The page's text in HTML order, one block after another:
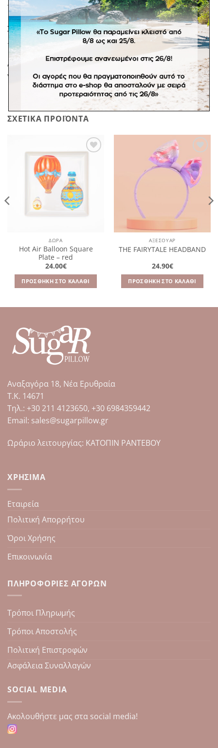
προπαίδεια!
Σχεδιασμένο από μαμάδες, σε συνεργασία με ειδικούς
.
Ασφαλές, 100% ανακυκλώσιμο υλικό (PP5), κατάλληλο
για τρόφιμα.
ΣΧΕΤΙΚΆ ΠΡΟΪΌΝΤΑ
επιθυμιών
ΔΩΡΑ
Hot Air Balloon Square
Plate – red
24.00€
ΠΡΟΣΘΉΚΗ ΣΤΟ ΚΑΛΆΘΙ
Πρόσθήκη
στην
λίστα
επιθυμιών
ΑΞΕΣΟΥΆΡ
THE FAIRYTALE HEADBAND
24.90€
ΠΡΟΣΘΉΚΗ ΣΤΟ ΚΑΛΆΘΙ
Αναξαγόρα 18, Νέα Ερυθραία
Τ.Κ. 14671
Tηλ.: +30 211 4123650, +30 6984359442
Email: sales@sugarpillow.gr
Ωράριο λειτουργίας: ΚΑΤΟΠΙΝ ΡΑΝΤΕΒΟΥ
ΧΡΉΣΙΜΑ
Εταιρεία
Πολιτική Απορρήτου
Όροι Χρήσης
Επικοινωνία
ΠΛΗΡΟΦΟΡΊΕΣ ΑΓΟΡΏΝ
Τρόποι Πληρωμής
Τρόποι Αποστολής
Πολιτική Επιστροφών
Ασφάλεια Συναλλαγών
SOCIAL MEDIA
Aκολουθήστε μας στα social media!